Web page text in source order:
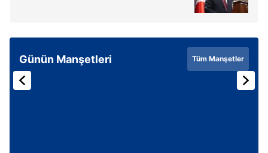
Günün Manşetleri Tüm Manşetler